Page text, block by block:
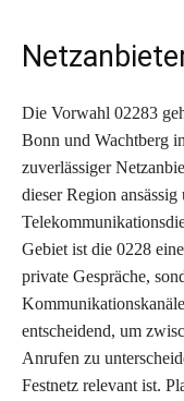
Die Vorwahl 02283
Bonn und Wachtberg
zuverlässiger
dieser Region
Gebiet ist die 0228
private Gespräche,
entscheidend, um
Anrufen zu
Festnetz relevant ist.